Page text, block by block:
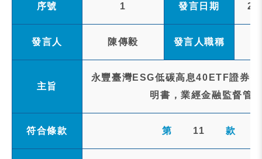
序號 1 發言日期
發言人 陳傳毅 發言人職稱
主旨
永豐臺灣ESG低碳高息40ETF證券
明書，業經金融監督管
符合條款 第 11 款